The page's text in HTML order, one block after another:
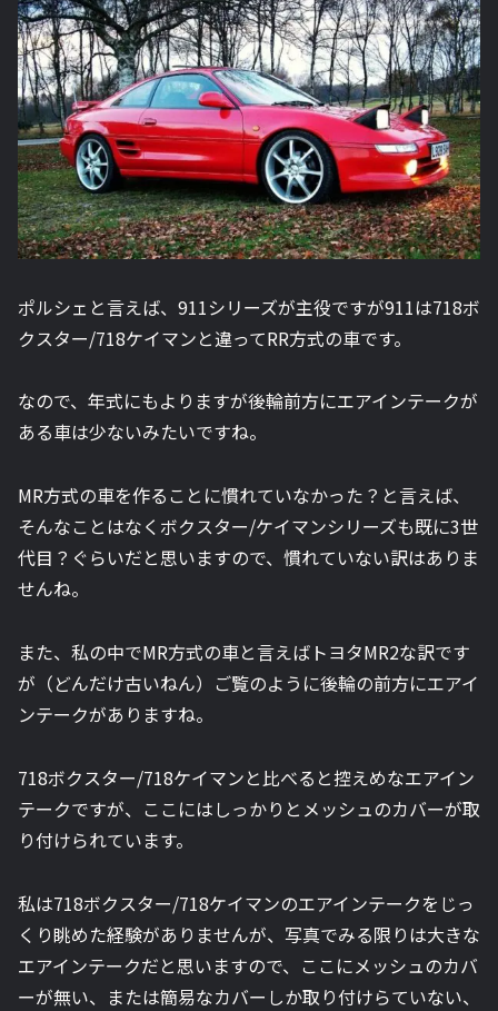
ポルシェと言えば、911シリーズが主役ですが911は718ボ
クスター/718ケイマンと違ってRR方式の車です。
なので、年式にもよりますが後輪前方にエアインテークが
ある車は少ないみたいですね。
MR方式の車を作ることに慣れていなかった？と言えば、
そんなことはなくボクスター/ケイマンシリーズも既に3世
代目？ぐらいだと思いますので、慣れていない訳はありま
せんね。
また、私の中でMR方式の車と言えばトヨタMR2な訳です
が（どんだけ古いねん）ご覧のように後輪の前方にエアイ
ンテークがありますね。
718ボクスター/718ケイマンと比べると控えめなエアイン
テークですが、ここにはしっかりとメッシュのカバーが取
り付けられています。
私は718ボクスター/718ケイマンのエアインテークをじっ
くり眺めた経験がありませんが、写真でみる限りは大きな
エアインテークだと思いますので、ここにメッシュのカバ
ーが無い、または簡易なカバーしか取り付けらていない、